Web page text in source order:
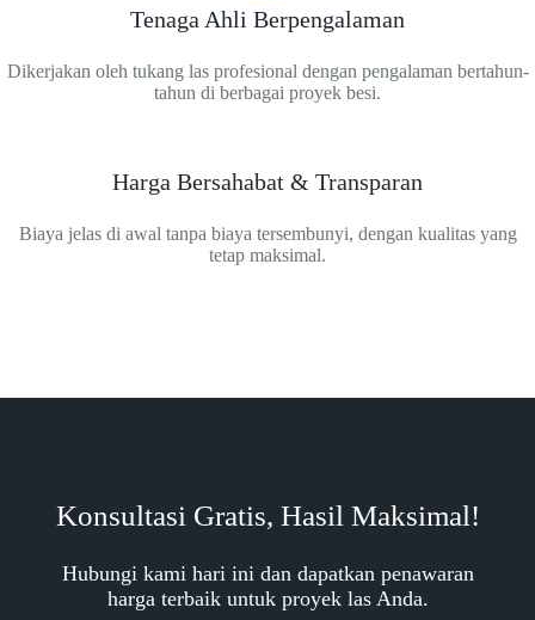
Tenaga Ahli Berpengalaman
Dikerjakan oleh tukang las profesional dengan pengalaman bertahun-
tahun di berbagai proyek besi.
Harga Bersahabat & Transparan
Biaya jelas di awal tanpa biaya tersembunyi, dengan kualitas yang
tetap maksimal.
Konsultasi Gratis, Hasil Maksimal!
Hubungi kami hari ini dan dapatkan penawaran
harga terbaik untuk proyek las Anda.